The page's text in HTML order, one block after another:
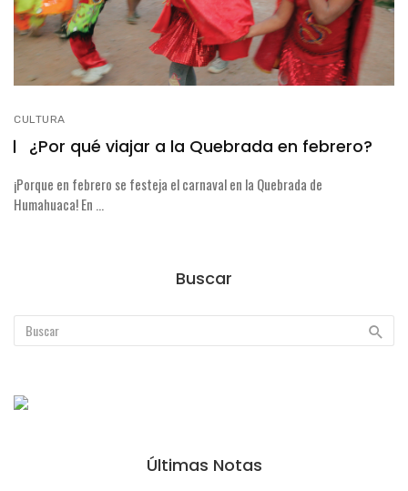
CULTURA
¿Por qué viajar a la Quebrada en febrero?
¡Porque en febrero se festeja el carnaval en la Quebrada de
Humahuaca! En ...
Buscar
Últimas Notas